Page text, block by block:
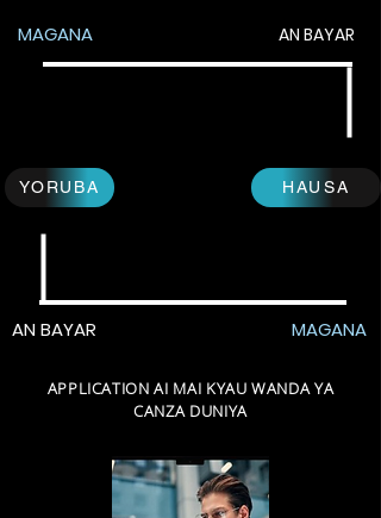
MAGANA AN BAYAR
YORUBA HAUSA
AN BAYAR MAGANA
APPLICATION AI MAI KYAU WANDA YA
CANZA DUNIYA